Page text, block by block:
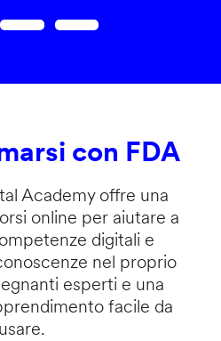
con FDA
Academy offre una
online per aiutare a
digitali e
nel proprio
esperti e una
facile da
usare.